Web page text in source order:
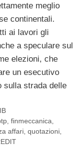
meglio
continentali.
ai lavori gli
a speculare sul
elezioni, che
un esecutivo
sulla strada delle
,finmeccanica
affari quotazioni